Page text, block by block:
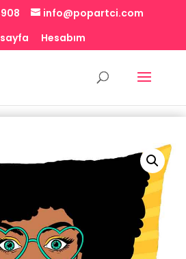
info@popartci.com
Hesabım